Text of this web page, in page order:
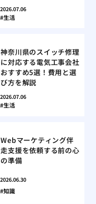
2026.07.06
生活
神奈川県のスイッチ修理
に対応する電気工事会社
おすすめ5選！費用と選
び方を解説
2026.07.06
生活
Webマーケティング伴
走支援を依頼する前の心
の準備
2026.06.30
知識